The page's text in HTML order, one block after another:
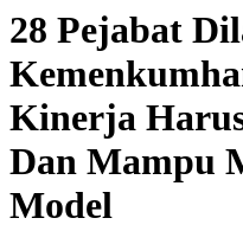
28 Pejabat
Kinerja
Dan Mampu
Model